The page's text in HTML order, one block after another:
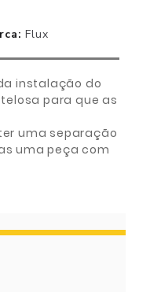
Flux
instalação do
para que as
uma separação
uma peça com